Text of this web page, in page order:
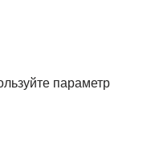
параметр